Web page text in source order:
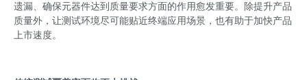
遗漏、确保元器件达到质量要求方面的作用愈发重要。除提升产品
质量外，让测试环境尽可能贴近终端应用场景，也有助于加快产品
上市速度。